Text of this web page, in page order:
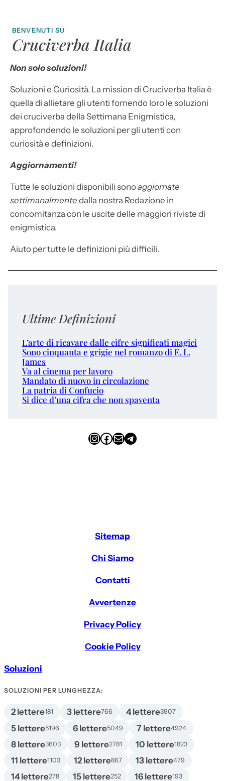
BENVENUTI SU
Cruciverba Italia
Non solo soluzioni!
Soluzioni e Curiosità. La mission di Cruciverba Italia è
quella di allietare gli utenti fornendo loro le soluzioni
dei cruciverba della Settimana Enigmistica,
approfondendo le soluzioni per gli utenti con
curiosità e definizioni.
Aggiornamenti!
Tutte le soluzioni disponibili sonoaggiornate
settimanalmente dalla nostra Redazione in
concomitanza con le uscite delle maggiori riviste di
enigmistica.
Aiuto per tutte le definizioni più difficili.
Ultime Definizioni
L’arte di ricavare dalle cifre significati magici
Sono cinquanta e grigie nel romanzo di E. L.
James
Va al cinema per lavoro
Mandato di nuovo in circolazione
La patria di Confucio
Si dice d’una cifra che non spaventa
InstagramFacebook Email Telegram
Sitemap
Chi Siamo
Contatti
Avvertenze
Privacy Policy
Cookie Policy
Soluzioni
SOLUZIONI PER LUNGHEZZA:
2 lettere181 3 lettere766 4 lettere3907
5 lettere5196 6 lettere5049 7 lettere4924
8 lettere3603 9 lettere2781 10 lettere1823
11 lettere1103 12 lettere867 13 lettere479
14 lettere278 15 lettere252 16 lettere193